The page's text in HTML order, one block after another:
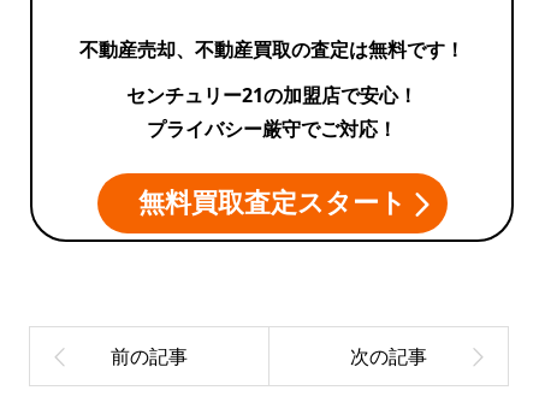
不動産売却、不動産買取の査定は無料です！
センチュリー21の加盟店で安心！
プライバシー厳守でご対応！
無料買取査定スタート